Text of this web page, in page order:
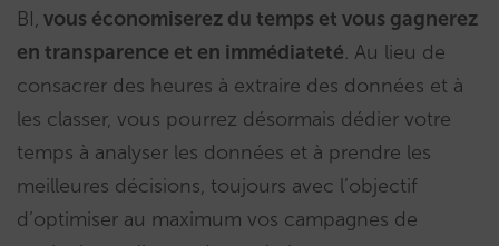
BI, vous économiserez du temps et vous gagnerez
en transparence et en immédiateté. Au lieu de
consacrer des heures à extraire des données et à
les classer, vous pourrez désormais dédier votre
temps à analyser les données et à prendre les
meilleures décisions, toujours avec l’objectif
d’optimiser au maximum vos campagnes de